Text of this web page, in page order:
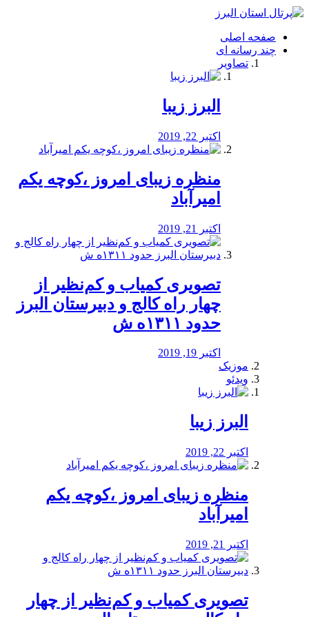
فصد
شرق
تهران
خشکشویی
صفحه اصلی
چند رسانه ای
تصاویر
البرز زیبا
اکتبر 22, 2019
منظره‌‌ زیبای امروز ،کوچه یکم
امیرآباد
اکتبر 21, 2019
️تصویری کمیاب و کم‌نظیر از
چهار راه كالج و دبيرستان البرز
حدود ۱۳۱۱ه ش
اکتبر 19, 2019
موزیک
ویدئو
البرز زیبا
اکتبر 22, 2019
منظره‌‌ زیبای امروز ،کوچه یکم
امیرآباد
اکتبر 21, 2019
️تصویری کمیاب و کم‌نظیر از چهار